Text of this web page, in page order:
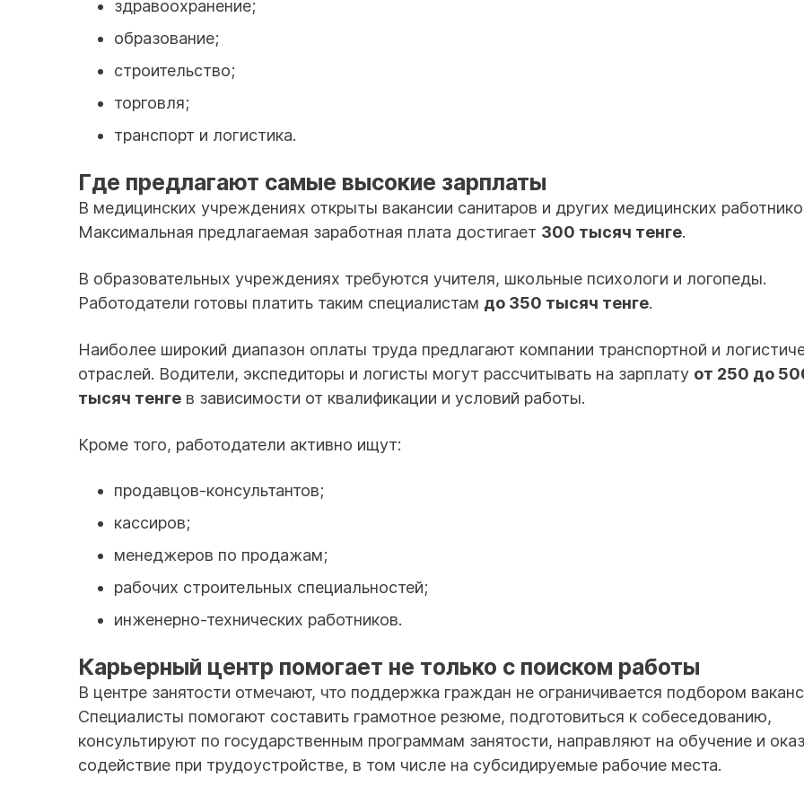
здравоохранение;
образование;
строительство;
торговля;
транспорт и логистика.
Где предлагают самые высокие зарплаты
В медицинских учреждениях открыты вакансии санитаров и других медицинских
Максимальная предлагаемая заработная плата достигает 300 тысяч тенге.
В образовательных учреждениях требуются учителя, школьные психологи и логопеды.
Работодатели готовы платить таким специалистам до 350 тысяч тенге.
Наиболее широкий диапазон оплаты труда предлагают компании транспортной и
отраслей. Водители, экспедиторы и логисты могут рассчитывать на зарплату от 250 до
тысяч тенге в зависимости от квалификации и условий работы.
Кроме того, работодатели активно ищут:
продавцов-консультантов;
кассиров;
менеджеров по продажам;
рабочих строительных специальностей;
инженерно-технических работников.
Карьерный центр помогает не только с поиском работы
В центре занятости отмечают, что поддержка граждан не ограничивается подбором
Специалисты помогают составить грамотное резюме, подготовиться к собеседованию,
консультируют по государственным программам занятости, направляют на обучение и
содействие при трудоустройстве, в том числе на субсидируемые рабочие места.